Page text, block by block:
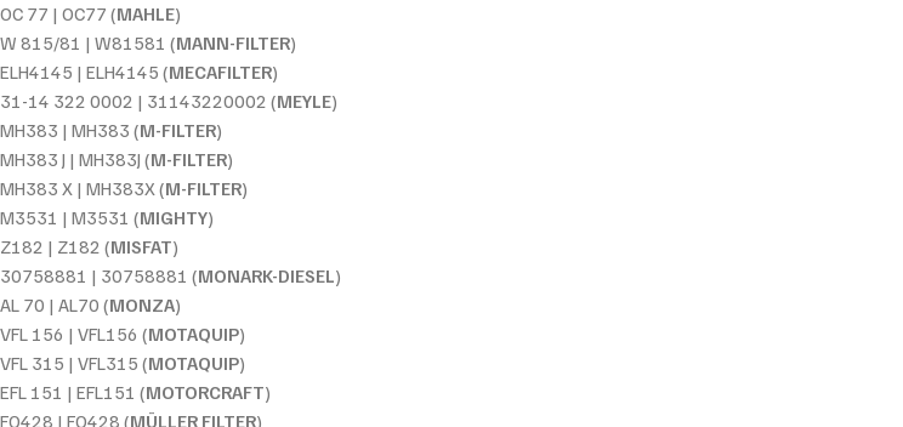
OC 77 | OC77 (MAHLE)
W 815/81 | W81581 (MANN-FILTER)
ELH4145 | ELH4145 (MECAFILTER)
31-14 322 0002 | 31143220002 (MEYLE)
MH383 | MH383 (M-FILTER)
MH383 J | MH383J (M-FILTER)
MH383 X | MH383X (M-FILTER)
M3531 | M3531 (MIGHTY)
Z182 | Z182 (MISFAT)
30758881 | 30758881 (MONARK-DIESEL )
AL 70 | AL70 (MONZA)
VFL 156 | VFL156 (MOTAQUIP)
VFL 315 | VFL315 (MOTAQUIP)
EFL 151 | EFL151 (MOTORCRAFT)
FO428 | FO428 (MÜLLER FILTER)